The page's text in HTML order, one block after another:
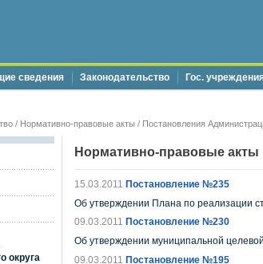
сведения Законодательство Гос.
/ Нормативно-правовые акты / Постановления
округа
Нормативно-правовые акты
15.03.2011
Постановление №235
Об утверждении Плана по реализации
09.03.2011
Постановление №230
Об утверждении муниципальной
09.03.2011
Постановление №195